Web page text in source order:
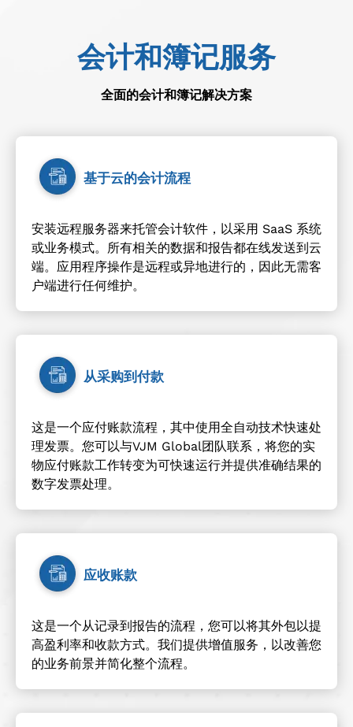
会计和簿记服务
全面的会计和簿记解决方案
基于云的会计流程
安装远程服务器来托管会计软件，以采用 SaaS 系统
或业务模式。所有相关的数据和报告都在线发送到云
端。应用程序操作是远程或异地进行的，因此无需客
户端进行任何维护。
从采购到付款
这是一个应付账款流程，其中使用全自动技术快速处
理发票。您可以与VJM Global团队联系，将您的实
物应付账款工作转变为可快速运行并提供准确结果的
数字发票处理。
应收账款
这是一个从记录到报告的流程，您可以将其外包以提
高盈利率和收款方式。我们提供增值服务，以改善您
的业务前景并简化整个流程。